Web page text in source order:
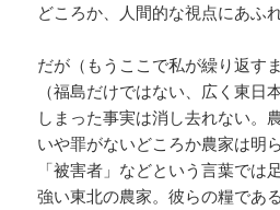
どころか、人間的な視点にあふ
だが（もうここで私が繰り返す
（福島だけではない、広く東日
しまった事実は消し去れない。
いや罪がないどころか農家は明
「被害者」などという言葉では
強い東北の農家。彼らの糧であ